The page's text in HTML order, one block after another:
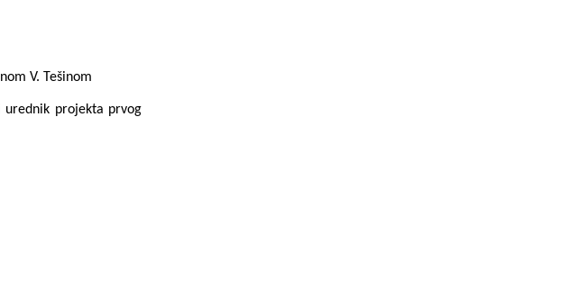
V. Tešinom
projekta prvog